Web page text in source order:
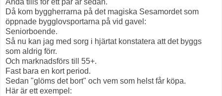
Ända tills för ett par år sedan.
Då kom byggherrarna på det magiska Sesamordet som
öppnade bygglovsportarna på vid gavel:
Seniorboende.
Så nu kan jag med sorg i hjärtat konstatera att det byggs
som aldrig förr.
Och marknadsförs till 55+.
Fast bara en kort period.
Sedan "glöms det bort" och vem som helst får köpa.
Här är ett exempel: